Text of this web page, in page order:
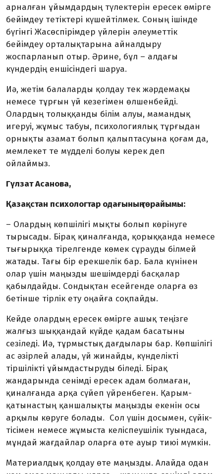
арналған ұйымдардың түлектерін ересек өмірге
бейімдеу тетіктері күшейтілмек. Соның ішінде
бүгінгі Жасөспірімдер үйлерін әлеуметтік
бейімдеу орталықтарына айналдыру
жоспарланып отыр. Әрине, бұл – алдағы
күндердің еншісіндегі шаруа.
Иә, жетім балаларды қолдау тек жәр­демақы
немесе тұрғын үй кезегімен өлшенбейді.
Олардың толыққанды білім алуы, мамандық
игеруі, жұмыс табуы, психологиялық тұрғыдан
орнықты азамат болып қалыптасуына қоғам да,
мемлекет те мүдделі болуы керек деп
ойлаймыз.
Гүлзат Асанова,
Қазақстан психологтар одағының төрайымы:
– Олардың көпшілігі мықты болып көрінуге
тырысады. Бірақ қиналғанда, қорыққанда немесе
тығырыққа тірелгенде көмек сұрауды білмей
жатады. Тағы бір ерекшелік бар. Бала күнінен
олар үшін маңызды шешімдерді басқалар
қабылдайды. Сондықтан есейгенде оларға өз
бетінше тірлік ету оңайға соқпайды.
Кейде олардың ересек өмірге ашық теңізге
жалғыз шыққандай күйде қадам басатыны
сезіледі. Иә, тұрмыстық дағ­дылары бар. Көпшілігі
ас әзірлей алады, үй жинайды, күнделікті
тіршілікті ұйым­дастыруды біледі. Бірақ
жандарында сенімді ересек адам болмаған,
қиналғанда арқа сүйеп үйренбеген. Қарым-
қатынастың қаншалықты маңызды екенін осы
арқылы көруге болады. Сол үшін досымен, сүйік­
тісімен немесе жұмыста келіспеушілік туындаса,
мұндай жағдайлар оларға өте ауыр тиюі мүмкін.
Материалдық қолдау өте маңызды. Алайда одан